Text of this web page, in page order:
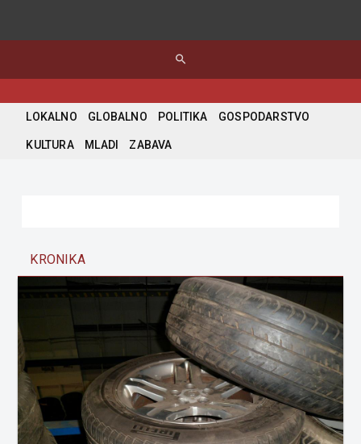
search
LOKALNO GLOBALNO POLITIKA GOSPODARSTVO
KULTURA MLADI ZABAVA
KRONIKA